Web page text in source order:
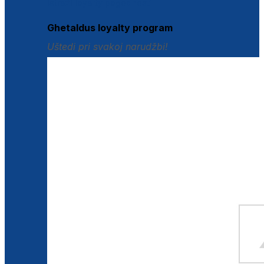
Ghetaldus loyalty program
Uštedi pri svakoj narudžbi!